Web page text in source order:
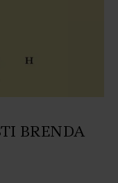
BRENDA